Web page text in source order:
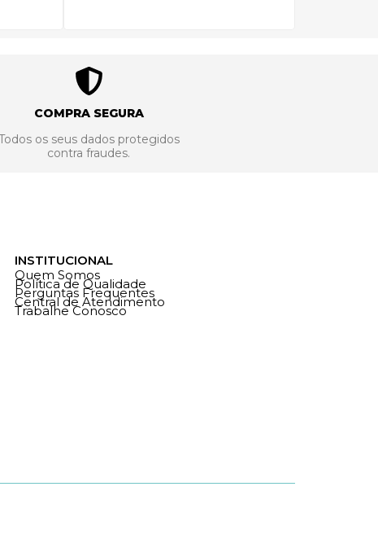
COMPRA SEGURA
os seus dados protegidos
contra fraudes.
INSTITUCIONAL
Quem Somos
Política de Qualidade
Perguntas Frequentes
Central de Atendimento
Trabalhe Conosco